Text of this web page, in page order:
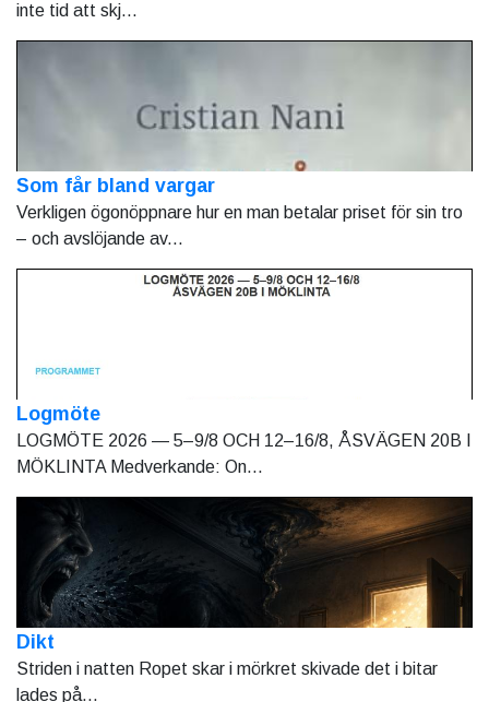
inte tid att skj...
Som får bland vargar
Verkligen ögonöppnare hur en man betalar priset för sin tro
– och avslöjande av...
Logmöte
LOGMÖTE 2026 — 5–9/8 OCH 12–16/8, ÅSVÄGEN 20B I
MÖKLINTA Medverkande: On...
Dikt
Striden i natten Ropet skar i mörkret skivade det i bitar
lades på...